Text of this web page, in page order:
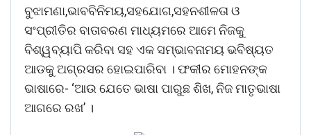
ବୁଝାମଣା,ଭାବବିନିମୟ,ସହଯୋଗ,ସହନଶୀଳତା ଓ
ସଂପ୍ରୀତିର ବାତାବରଣ ମାଧ୍ୟମରେ ଆମେ ନିଜକୁ
ବିଶ୍ୱବ୍ୟାପି କରିବା ସହ ଏକ ସମ୍ଭାବନାମୟ ଭବିଷ୍ୟତ
ଆଡକୁ ଅଗ୍ରସର ହୋଇପାରିବା । ଫକୀର ମୋହନଙ୍କ
ଭାଷାରେ- ‘ଆଉ ଯେତେ ଭାଷା ପାରୁଛ ଶିଖ, ନିଜ ମାତୃଭାଷା
ଆଗରେ ରଖ’ ।